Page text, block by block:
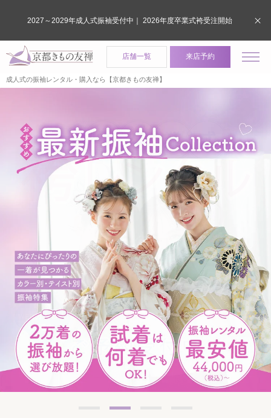
店舗一覧 来店予約
成人式の振袖レンタル・購入なら【京都きもの友禅】
2027～2029年成人式振袖受付中｜ 2026年度卒業式袴受注開始